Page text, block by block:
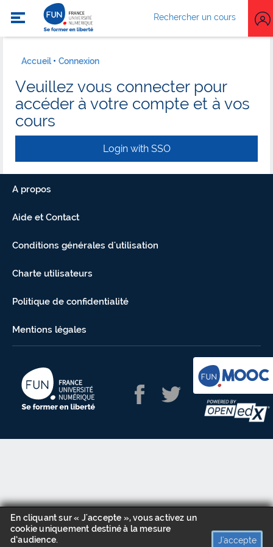
Rechercher un cours
En cliquant sur « J'accepte », vous activez un
cookie uniquement destiné à la mesure
d’audience.
J'accepte
Accueil Connexion
Veuillez vous connecter pour
accéder à votre compte et à vos
cours
Login with SSO
A propos
Aide et Contact
Conditions générales d'utilisation
Charte utilisateurs
Politique de confidentialité
Mentions légales